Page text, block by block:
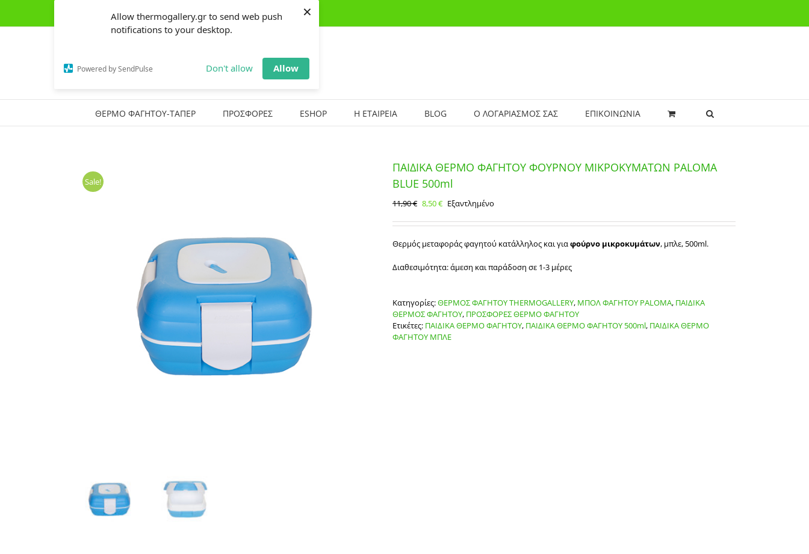
Allow thermogallery.gr to send web push
notifications to your desktop.
Powered by SendPulse Don't allow Allow
×
content
(+30) 2441303162 | thermogallery@gmail.com
ΘΕΡΜΟ ΦΑΓΗΤΟΥ-ΤΑΠΕΡ ΠΡΟΣΦΟΡΕΣ ESHOP Η ΕΤΑΙΡΕΙΑ BLOG Ο ΛΟΓΑΡΙΑΣΜΟΣ ΣΑΣ ΕΠΙΚΟΙΝΩΝΙΑ
Sale!
ΠΑΙΔΙΚΑ ΘΕΡΜΟ ΦΑΓΗΤΟΥ ΦΟΥΡΝΟΥ ΜΙΚΡΟΚΥΜΑΤΩΝ PALOMA
BLUE 500ml
11,90€ Original
was:
8,50€Η
τιμή
8,50 €.
Εξαντλημένο
Θερμός μεταφοράς φαγητού κατάλληλος και για φούρνο μικροκυμάτων, μπλε, 500ml.
Διαθεσιμότητα: άμεση και παράδοση σε 1-3 μέρες
Κατηγορίες:ΘΕΡΜΟΣ ΦΑΓΗΤΟΥ THERMOGALLERY, ΜΠΟΛ ΦΑΓΗΤΟΥ PALOMA, ΠΑΙΔΙΚΑ
ΘΕΡΜΟΣ ΦΑΓΗΤΟΥ, ΠΡΟΣΦΟΡΕΣ ΘΕΡΜΟ ΦΑΓΗΤΟΥ
Ετικέτες: ΠΑΙΔΙΚΑ ΘΕΡΜΟ ΦΑΓΗΤΟΥ, ΠΑΙΔΙΚΑ ΘΕΡΜΟ ΦΑΓΗΤΟΥ 500ml, ΠΑΙΔΙΚΑ ΘΕΡΜΟ
ΦΑΓΗΤΟΥ ΜΠΛΕ